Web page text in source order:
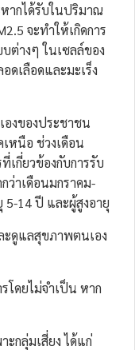
ากได้รับในปริมาณ
จะทำให้เกิดการ
บต่างๆ ในเซลล์ของ
ดเลือดและมะเร็ง
องของประชาชน
หนือ ช่วงเดือน
กี่ยวข้องกับการรับ
ว่าเดือนมกราคม-
5-14 ปี และผู้สูงอายุ
ะดูแลสุขภาพตนเอง
โดยไม่จำเป็น หาก
ะกลุ่มเสี่ยง ได้แก่